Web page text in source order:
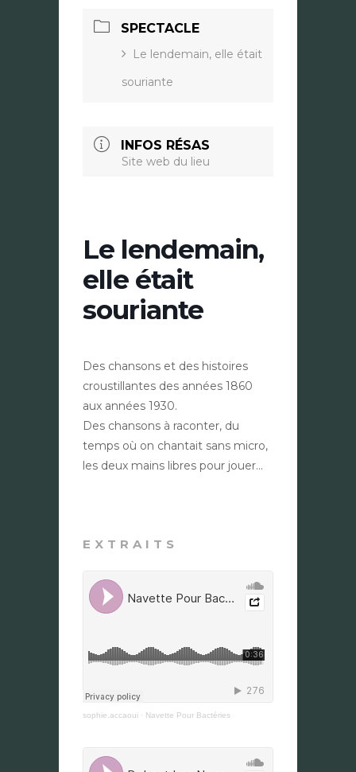
SPECTACLE
Le lendemain, elle était
souriante
INFOS RÉSAS
Site web du lieu
Le lendemain,
elle était
souriante
Des chansons et des histoires
croustillantes des années 1860
aux années 1930.
Des chansons à raconter, du
temps où on chantait sans micro,
les deux mains libres pour jouer…
EXTRAITS
sophie.accaoui · Navette Pour Bactéries